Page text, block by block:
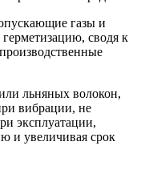
газы и
сводя к
льняных волокон,
вибрации, не
эксплуатации,
и увеличивая срок